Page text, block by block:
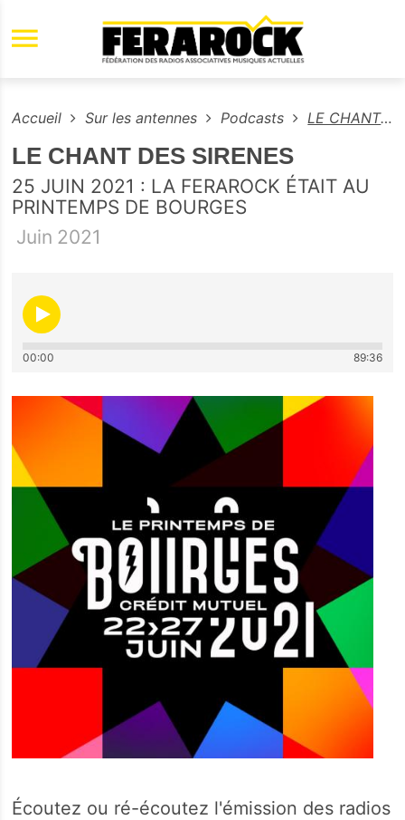
Aller au contenu principal
Accueil Sur les antennes Podcasts LE CHANT DES SIRENES
LE CHANT DES SIRENES
25 JUIN 2021 : LA FERAROCK ÉTAIT AU
PRINTEMPS DE BOURGES
Juin 2021
00:00 89:36
Écoutez ou ré-écoutez l'émission des radios